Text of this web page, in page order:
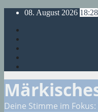
Skip
content
08. August 2026 18:28
Deine Stimme im